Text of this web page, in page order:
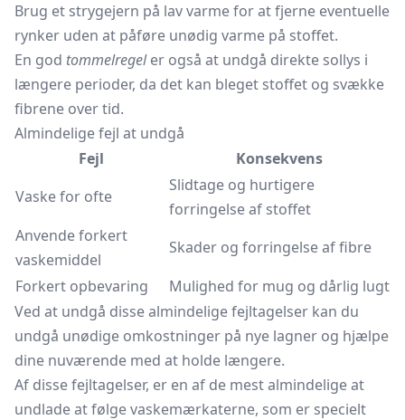
Brug et strygejern på lav varme for at fjerne eventuelle
rynker uden at påføre unødig varme på stoffet.
En god tommelregeler også at undgå direkte sollys i
længere perioder, da det kan bleget stoffet og svække
fibrene over tid.
Almindelige fejl at undgå
Fejl
Konsekvens
Vaske for ofte
Slidtage og hurtigere
forringelse af stoffet
Anvende forkert
vaskemiddel
Skader og forringelse af fibre
Forkert opbevaring
Mulighed for mug og dårlig lugt
Ved at undgå disse almindelige fejltagelser kan du
undgå unødige omkostninger på nye lagner og hjælpe
dine nuværende med at holde længere.
Af disse fejltagelser, er en af de mest almindelige at
undlade at følge vaskemærkaterne, som er specielt